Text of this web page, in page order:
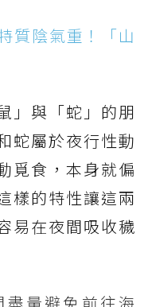
質陰氣重！「山
」與「蛇」的朋
蛇屬於夜行性動
覓食，本身就偏
樣的特性讓這兩
易在夜間吸收穢